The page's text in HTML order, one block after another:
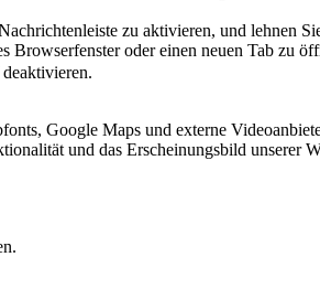
zu aktivieren, und lehnen
Browserfenster oder einen neuen Tab zu
Google Maps und externe
und das Erscheinungsbild